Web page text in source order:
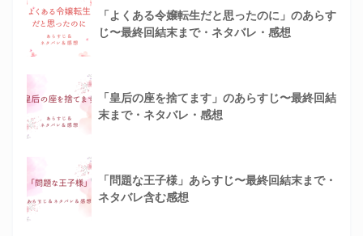
「よくある令嬢転生だと思ったのに」のあらす
じ〜最終回結末まで・ネタバレ・感想
「皇后の座を捨てます」のあらすじ〜最終回結
末まで・ネタバレ・感想
「問題な王子様」あらすじ〜最終回結末まで・
ネタバレ含む感想